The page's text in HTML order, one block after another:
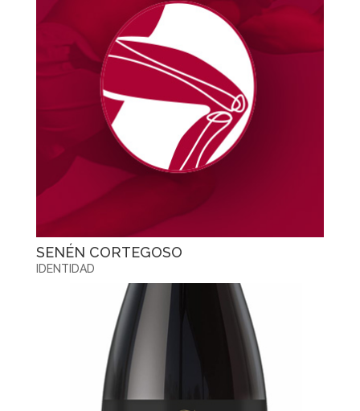
SENÉN CORTEGOSO
IDENTIDAD